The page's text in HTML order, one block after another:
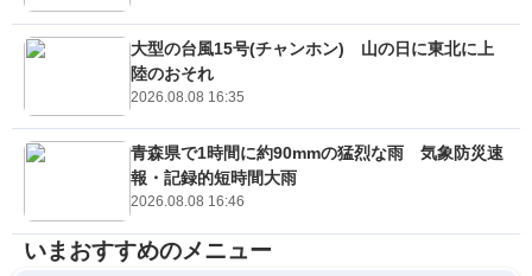
大型の台風15号(チャンホン) 山の日に東北に上
陸のおそれ
2026.08.08 16:35
青森県で1時間に約90mmの猛烈な雨 気象防災速
報・記録的短時間大雨
2026.08.08 16:46
いまおすすめのメニュー